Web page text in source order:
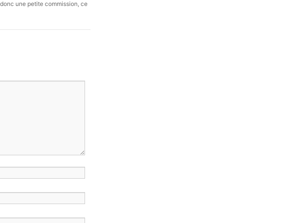
une petite commission, ce